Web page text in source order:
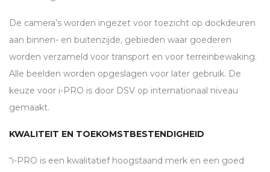
De camera’s worden ingezet voor toezicht op dockdeuren
aan binnen- en buitenzijde, gebieden waar goederen
worden verzameld voor transport en voor terreinbewaking.
Alle beelden worden opgeslagen voor later gebruik. De
keuze voor i-PRO is door DSV op internationaal niveau
gemaakt.
KWALITEIT EN TOEKOMSTBESTENDIGHEID
“i-PRO is een kwalitatief hoogstaand merk en een goed